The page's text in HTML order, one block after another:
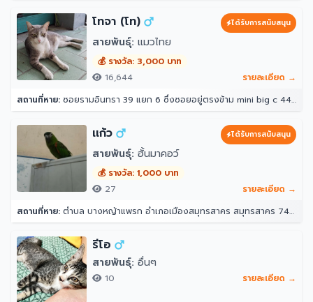
💕หากคุณพอใจกับผลิตภัณฑ์โปรดให้การประเมิน
ที่ดีแก่เราขอบคุณสำหรับการสนับสนุนและความ
ช่วยเหลือของคุณ!
😊#Japanese สไตล์#Orange แมวแท็บบี้แมว
แท็บบี้#Cute แมวแมวเครื่องประดับขนาด
วัตถุ#Office#Desktop เครื่องประดับ
โทจา (โท) ได้รับการสนับสนุน
สายพันธุ์: แมวไทย
💰 รางวัล: 3,000 บาท
16,644
รายละเอียด →
สถานที่หาย: ซอยรามอินทรา 39 แยก 6 ซึ่งซอยอยู่ตรงข้าม mini big c 44/10 ซอย รามอินทรา 39 แยก 6 แขวงอนุสาวรีย์ เขตบางเขน กรุงเทพมหานคร 10220 ประเทศไทย
เเก้ว ได้รับการสนับสนุน
สายพันธุ์: ฮั้นมาคอว์
💰 รางวัล: 1,000 บาท
27
รายละเอียด →
สถานที่หาย: ตำบล บางหญ้าแพรก อำเภอเมืองสมุทรสาคร สมุทรสาคร 74000
รีโอ
สายพันธุ์: อื่นๆ
10 รายละเอียด →